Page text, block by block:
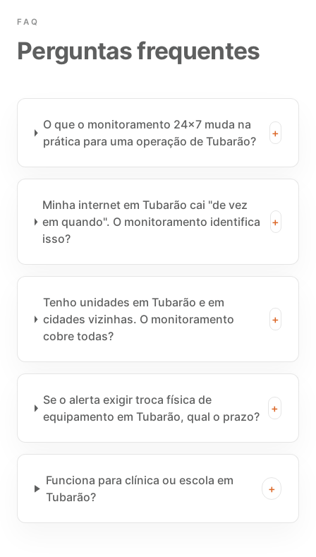
FAQ
Perguntas frequentes
O que o monitoramento 24x7 muda na
prática para uma operação de Tubarão?
+
Minha internet em Tubarão cai "de vez
em quando". O monitoramento identifica
isso?
+
Tenho unidades em Tubarão e em
cidades vizinhas. O monitoramento
cobre todas?
+
Se o alerta exigir troca física de
equipamento em Tubarão, qual o prazo?
+
Funciona para clínica ou escola em
Tubarão?
+